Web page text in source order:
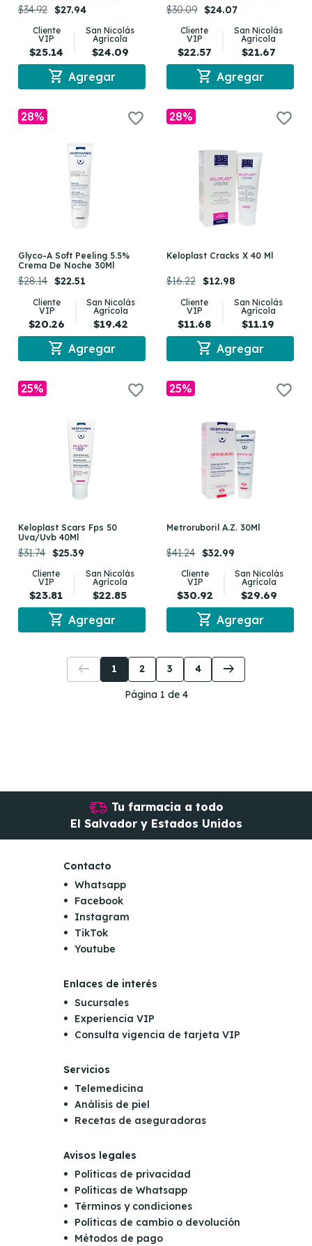
$34.92 $27.94
Cliente
VIP
$25.14
San Nicolás
Agrícola
$24.09
shopping_cart Agregar
$30.09 $24.07
Cliente
VIP
$22.57
San Nicolás
Agrícola
$21.67
shopping_cart Agregar
28%
Glyco-A Soft Peeling 5.5%
Crema De Noche 30Ml
$28.14 $22.51
Cliente
VIP
$20.26
San Nicolás
Agrícola
$19.42
shopping_cart Agregar
28%
Keloplast Cracks X 40 Ml
$16.22 $12.98
Cliente
VIP
$11.68
San Nicolás
Agrícola
$11.19
shopping_cart Agregar
25%
Keloplast Scars Fps 50
Uva/Uvb 40Ml
$31.74 $25.39
Cliente
VIP
$23.81
San Nicolás
Agrícola
$22.85
shopping_cart Agregar
25%
Metroruboril A.Z. 30Ml
$41.24 $32.99
Cliente
VIP
$30.92
San Nicolás
Agrícola
$29.69
shopping_cart Agregar
Página 1 de 4
arrow_left_alt 1 2 3 4 arrow_right_alt
Tu farmacia a todo
El Salvador y Estados Unidos
Contacto
Whatsapp
Facebook
Instagram
TikTok
Youtube
Enlaces de interés
Sucursales
Experiencia VIP
Consulta vigencia de tarjeta VIP
Servicios
Telemedicina
Análisis de piel
Recetas de aseguradoras
Avisos legales
Políticas de privacidad
Políticas de Whatsapp
Términos y condiciones
Políticas de cambio o devolución
Métodos de pago